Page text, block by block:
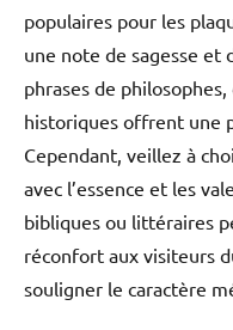
populaires pour les
une note de sagesse et
phrases de
historiques offrent une
Cependant, veillez à
avec l’essence et les
bibliques ou littéraires
réconfort aux visiteurs
souligner le caractère